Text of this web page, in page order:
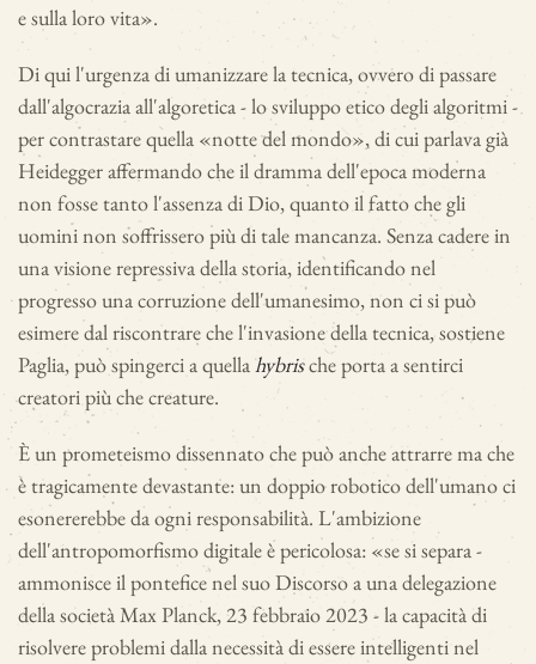
e sulla loro vita».
Di qui l'urgenza di umanizzare la tecnica, ovvero di passare
dall'algocrazia all'algoretica - lo sviluppo etico degli algoritmi -
per contrastare quella «notte del mondo», di cui parlava già
Heidegger affermando che il dramma dell'epoca moderna
non fosse tanto l'assenza di Dio, quanto il fatto che gli
uomini non soffrissero più di tale mancanza. Senza cadere in
una visione repressiva della storia, identificando nel
progresso una corruzione dell'umanesimo, non ci si può
esimere dal riscontrare che l'invasione della tecnica, sostiene
Paglia, può spingerci a quellahybrische porta a sentirci
creatori più che creature.
È un prometeismo dissennato che può anche attrarre ma che
è tragicamente devastante: un doppio robotico dell'umano ci
esonererebbe da ogni responsabilità. L'ambizione
dell'antropomorfismo digitale è pericolosa: «se si separa -
ammonisce il pontefice nel suo Discorso a una delegazione
della società Max Planck, 23 febbraio 2023 - la capacità di
risolvere problemi dalla necessità di essere intelligenti nel